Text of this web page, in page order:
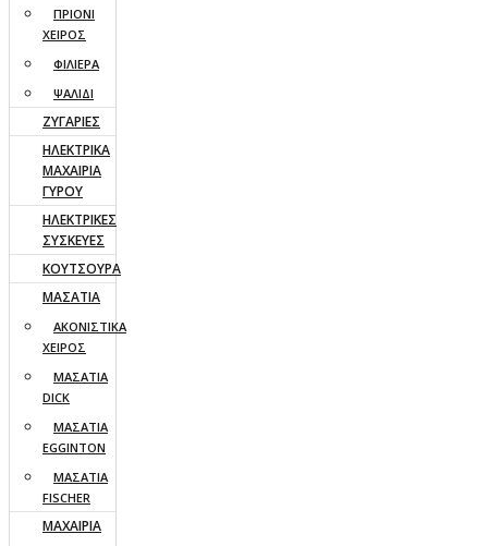
ΠΡΙΟΝΙ
ΧΕΙΡΟΣ
ΦΙΛΙΕΡΑ
ΨΑΛΙΔΙ
ΖΥΓΑΡΙΕΣ
ΗΛΕΚΤΡΙΚΑ
ΜΑΧΑΙΡΙΑ
ΓΥΡΟΥ
ΗΛΕΚΤΡΙΚΕΣ
ΣΥΣΚΕΥΕΣ
ΚΟΥΤΣΟΥΡΑ
ΜΑΣΑΤΙΑ
ΑΚΟΝΙΣΤΙΚΑ
ΧΕΙΡΟΣ
ΜΑΣΑΤΙΑ
DICK
ΜΑΣΑΤΙΑ
EGGINTON
ΜΑΣΑΤΙΑ
FISCHER
ΜΑΧΑΙΡΙΑ